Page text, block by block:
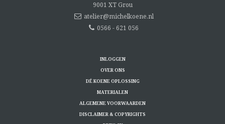
9001 XT Grou
atelier@michelkoene.nl
0566 - 621 056
INLOGGEN
OVER ONS
DÉ KOENE OPLOSSING
MATERIALEN
ALGEMENE VOORWAARDEN
DISCLAIMER & COPYRIGHTS